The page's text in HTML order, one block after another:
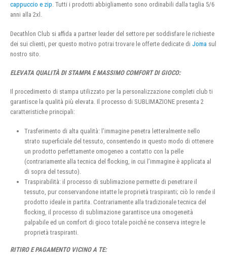
cappuccio e zip. Tutti i prodotti abbigliamento sono ordinabili dalla taglia 5/6
anni alla 2xl.
Decathlon Club si affida a partner leader del settore per soddisfare le richieste
dei sui clienti, per questo motivo potrai trovare le offerte dedicate di Joma sul
nostro sito.
ELEVATA QUALITÀ DI STAMPA E MASSIMO COMFORT DI GIOCO:
Il procedimento di stampa utilizzato per la personalizzazione completi club ti
garantisce la qualità più elevata. Il processo di SUBLIMAZIONE presenta 2
caratteristiche principali:
Trasferimento di alta qualità: l’immagine penetra letteralmente nello
strato superficiale del tessuto, consentendo in questo modo di ottenere
un prodotto perfettamente omogeneo a contatto con la pelle
(contrariamente alla tecnica del flocking, in cui l’immagine è applicata al
di sopra del tessuto).
Traspirabilità: il processo di sublimazione permette di penetrare il
tessuto, pur conservandone intatte le proprietà traspiranti; ciò lo rende il
prodotto ideale in partita. Contrariamente alla tradizionale tecnica del
flocking, il processo di sublimazione garantisce una omogeneità
palpabile ed un comfort di gioco totale poiché ne conserva integre le
proprietà traspiranti.
RITIRO E PAGAMENTO VICINO A TE: